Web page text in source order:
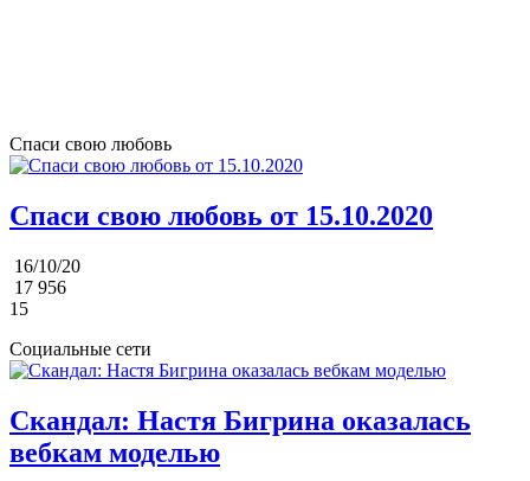
Спаси свою любовь
Спаси свою любовь от 15.10.2020
16/10/20
17 956
15
Социальные сети
Скандал: Настя Бигрина оказалась
вебкам моделью